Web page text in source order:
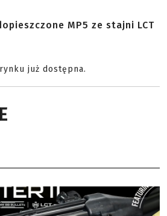
MP5 ze stajni LCT
już dostępna.